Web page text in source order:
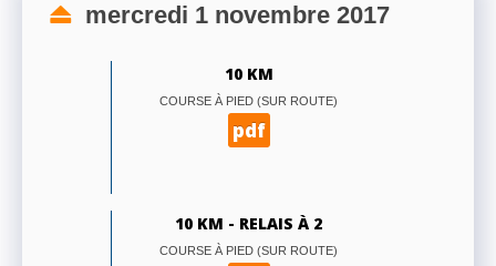
mercredi 1 novembre 2017
10 KM
COURSE À PIED (SUR ROUTE)
pdf
10 KM - RELAIS À 2
COURSE À PIED (SUR ROUTE)